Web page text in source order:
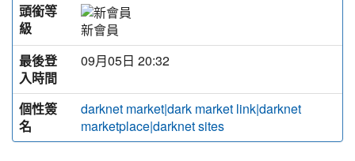
頭銜等
級
新會員
最後登
入時間
09月05日 20:32
個性簽
名
darknet market|dark market link|darknet
marketplace|darknet sites